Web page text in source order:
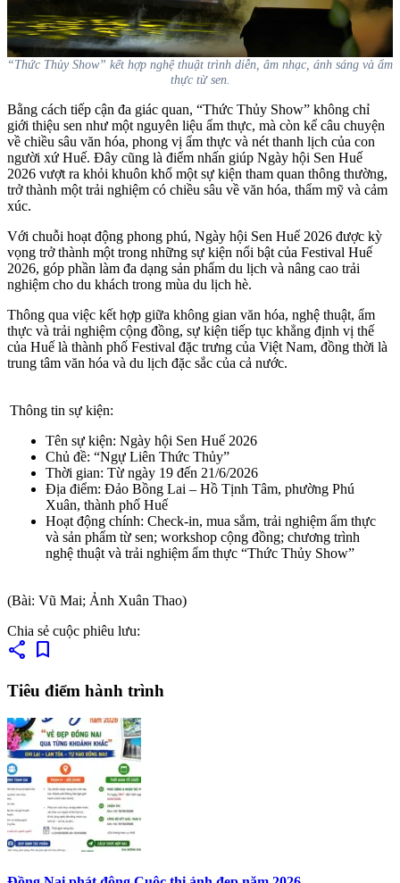
“Thức Thủy Show” kết hợp nghệ thuật trình diễn, âm nhạc, ánh sáng và ẩm
thực từ sen.
Bằng cách tiếp cận đa giác quan, “Thức Thủy Show” không chỉ
giới thiệu sen như một nguyên liệu ẩm thực, mà còn kể câu chuyện
về chiều sâu văn hóa, phong vị ẩm thực và nét thanh lịch của con
người xứ Huế. Đây cũng là điểm nhấn giúp Ngày hội Sen Huế
2026 vượt ra khỏi khuôn khổ một sự kiện tham quan thông thường,
trở thành một trải nghiệm có chiều sâu về văn hóa, thẩm mỹ và cảm
xúc.
Với chuỗi hoạt động phong phú, Ngày hội Sen Huế 2026 được kỳ
vọng trở thành một trong những sự kiện nổi bật của Festival Huế
2026, góp phần làm đa dạng sản phẩm du lịch và nâng cao trải
nghiệm cho du khách trong mùa du lịch hè.
Thông qua việc kết hợp giữa không gian văn hóa, nghệ thuật, ẩm
thực và trải nghiệm cộng đồng, sự kiện tiếp tục khẳng định vị thế
của Huế là thành phố Festival đặc trưng của Việt Nam, đồng thời là
trung tâm văn hóa và du lịch đặc sắc của cả nước.
Thông tin sự kiện:
Tên sự kiện: Ngày hội Sen Huế 2026
Chủ đề: “Ngự Liên Thức Thủy”
Thời gian: Từ ngày 19 đến 21/6/2026
Địa điểm: Đảo Bồng Lai – Hồ Tịnh Tâm, phường Phú
Xuân, thành phố Huế
Hoạt động chính: Check-in, mua sắm, trải nghiệm ẩm thực
và sản phẩm từ sen; workshop cộng đồng; chương trình
nghệ thuật và trải nghiệm ẩm thực “Thức Thủy Show”
(Bài: Vũ Mai; Ảnh Xuân Thao)
Chia sẻ cuộc phiêu lưu:
share bookmark
Tiêu điểm hành trình